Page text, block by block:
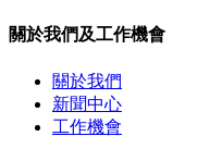
關於我們及工作機會
關於我們
新聞中心
工作機會